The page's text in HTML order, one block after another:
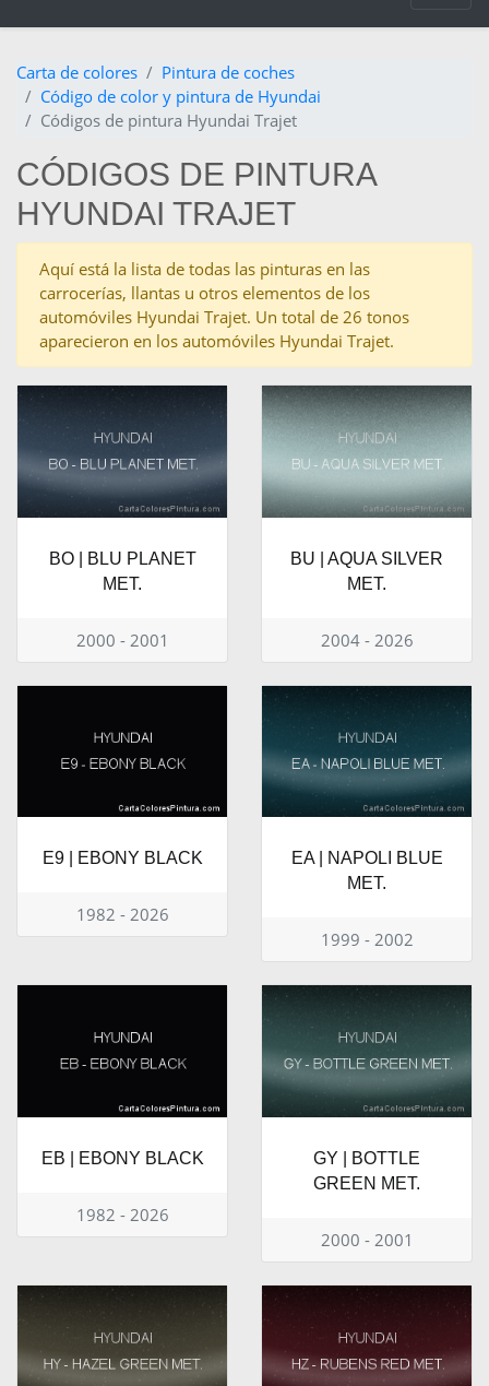
Carta de colores
Pintura de coches
Código de color y pintura de Hyundai
Códigos de pintura Hyundai Trajet
CÓDIGOS DE PINTURA
HYUNDAI TRAJET
Aquí está la lista de todas las pinturas en las
carrocerías, llantas u otros elementos de los
automóviles Hyundai Trajet. Un total de 26 tonos
aparecieron en los automóviles Hyundai Trajet.
BO | BLU PLANET
MET.
2000 - 2001
BU | AQUA SILVER
MET.
2004 - 2026
E9 | EBONY BLACK
1982 - 2026
EA | NAPOLI BLUE
MET.
1999 - 2002
EB | EBONY BLACK
1982 - 2026
GY | BOTTLE
GREEN MET.
2000 - 2001